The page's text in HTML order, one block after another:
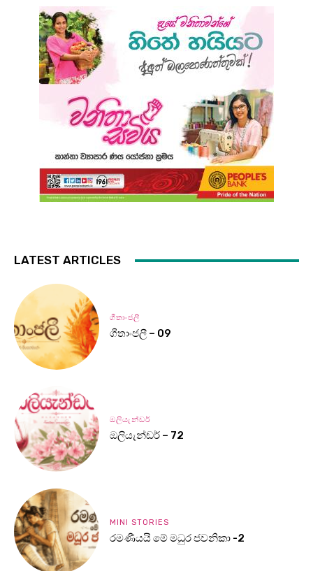
LATEST ARTICLES
ගීතාංජලී
ගීතාංජලී – 09
ඔලියැන්ඩර්
ඔලියැන්ඩර් – 72
MINI STORIES
රමණීයයි මේ මධුර ජවනිකා -2